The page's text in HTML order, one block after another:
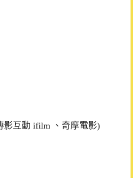
互動 ifilm 、奇摩電影)